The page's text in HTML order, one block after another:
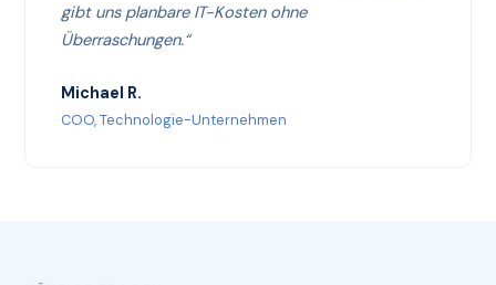
gibt uns planbare IT-Kosten ohne
Überraschungen.“
Michael R.
COO, Technologie-Unternehmen